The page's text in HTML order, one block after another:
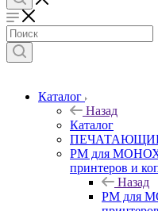
Каталог
Назад
Каталог
РМ для
принтеров и
Назад
РМ для